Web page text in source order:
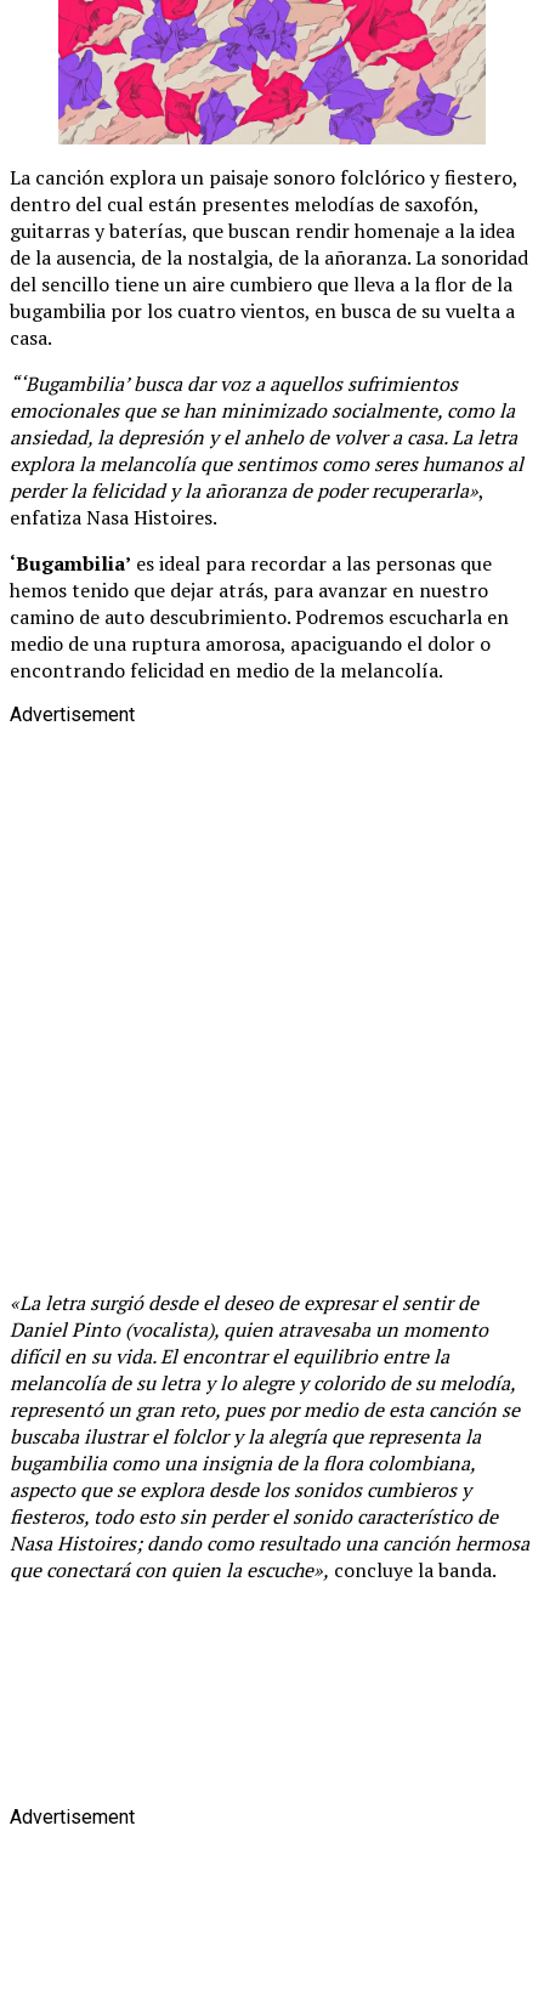
La canción explora un paisaje sonoro folclórico y fiestero,
dentro del cual están presentes melodías de saxofón,
guitarras y baterías, que buscan rendir homenaje a la idea
de la ausencia, de la nostalgia, de la añoranza. La sonoridad
del sencillo tiene un aire cumbiero que lleva a la flor de la
bugambilia por los cuatro vientos, en busca de su vuelta a
casa.
“‘Bugambilia’ busca dar voz a aquellos sufrimientos
emocionales que se han minimizado socialmente, como la
ansiedad, la depresión y el anhelo de volver a casa. La letra
explora la melancolía que sentimos como seres humanos al
perder la felicidad y la añoranza de poder recuperarla»,
enfatiza Nasa Histoires.
‘Bugambilia’ es ideal para recordar a las personas que
hemos tenido que dejar atrás, para avanzar en nuestro
camino de auto descubrimiento. Podremos escucharla en
medio de una ruptura amorosa, apaciguando el dolor o
encontrando felicidad en medio de la melancolía.
Advertisement
«La letra surgió desde el deseo de expresar el sentir de
Daniel Pinto (vocalista), quien atravesaba un momento
difícil en su vida. El encontrar el equilibrio entre la
melancolía de su letra y lo alegre y colorido de su melodía,
representó un gran reto, pues por medio de esta canción se
buscaba ilustrar el folclor y la alegría que representa la
bugambilia como una insignia de la flora colombiana,
aspecto que se explora desde los sonidos cumbieros y
fiesteros, todo esto sin perder el sonido característico de
Nasa Histoires; dando como resultado una canción hermosa
que conectará con quien la escuche», concluye la banda.
Advertisement